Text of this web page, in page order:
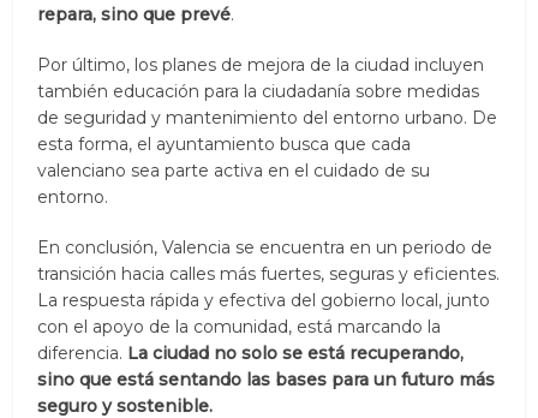
repara, sino que prevé.
Por último, los planes de mejora de la ciudad incluyen
también educación para la ciudadanía sobre medidas
de seguridad y mantenimiento del entorno urbano. De
esta forma, el ayuntamiento busca que cada
valenciano sea parte activa en el cuidado de su
entorno.
En conclusión, Valencia se encuentra en un periodo de
transición hacia calles más fuertes, seguras y eficientes.
La respuesta rápida y efectiva del gobierno local, junto
con el apoyo de la comunidad, está marcando la
diferencia. La ciudad no solo se está recuperando,
sino que está sentando las bases para un futuro más
seguro y sostenible.